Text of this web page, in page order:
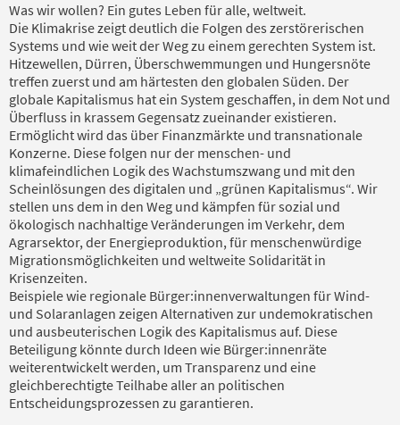
Was wir wollen? Ein gutes Leben für alle, weltweit.
Die Klimakrise zeigt deutlich die Folgen des zerstörerischen
Systems und wie weit der Weg zu einem gerechten System ist.
Hitzewellen, Dürren, Überschwemmungen und Hungersnöte
treffen zuerst und am härtesten den globalen Süden. Der
globale Kapitalismus hat ein System geschaffen, in dem Not und
Überfluss in krassem Gegensatz zueinander existieren.
Ermöglicht wird das über Finanzmärkte und transnationale
Konzerne. Diese folgen nur der menschen- und
klimafeindlichen Logik des Wachstumszwang und mit den
Scheinlösungen des digitalen und „grünen Kapitalismus“. Wir
stellen uns dem in den Weg und kämpfen für sozial und
ökologisch nachhaltige Veränderungen im Verkehr, dem
Agrarsektor, der Energieproduktion, für menschenwürdige
Migrationsmöglichkeiten und weltweite Solidarität in
Krisenzeiten.
Beispiele wie regionale Bürger:innenverwaltungen für Wind-
und Solaranlagen zeigen Alternativen zur undemokratischen
und ausbeuterischen Logik des Kapitalismus auf. Diese
Beteiligung könnte durch Ideen wie Bürger:innenräte
weiterentwickelt werden, um Transparenz und eine
gleichberechtigte Teilhabe aller an politischen
Entscheidungsprozessen zu garantieren.